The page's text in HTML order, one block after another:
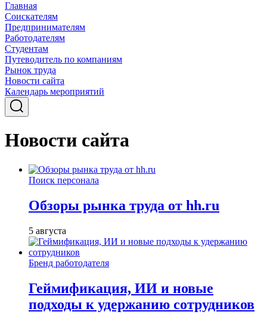
Главная
Соискателям
Предпринимателям
Работодателям
Студентам
Путеводитель по компаниям
Рынок труда
Новости сайта
Календарь мероприятий
Новости сайта
Поиск персонала
Обзоры рынка труда от hh.ru
5 августа
Бренд работодателя
Геймификация, ИИ и новые
подходы к удержанию сотрудников